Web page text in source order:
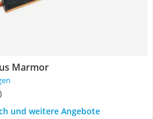
Marmor
)
und weitere Angebote